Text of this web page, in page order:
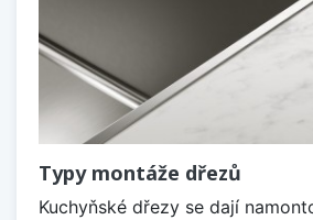
Typy montáže dřezů
Kuchyňské dřezy se dají